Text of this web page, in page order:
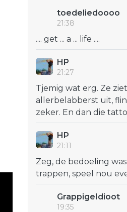
toedeliedoooo
21:38
.... get ... a ... life ....
HP
21:27
Tjemig wat erg. Ze
allerbelabberst uit,
zeker. En dan die
HP
21:11
Zeg, de bedoeling
trappen, speel nou
GrappigeIdioot
19:35